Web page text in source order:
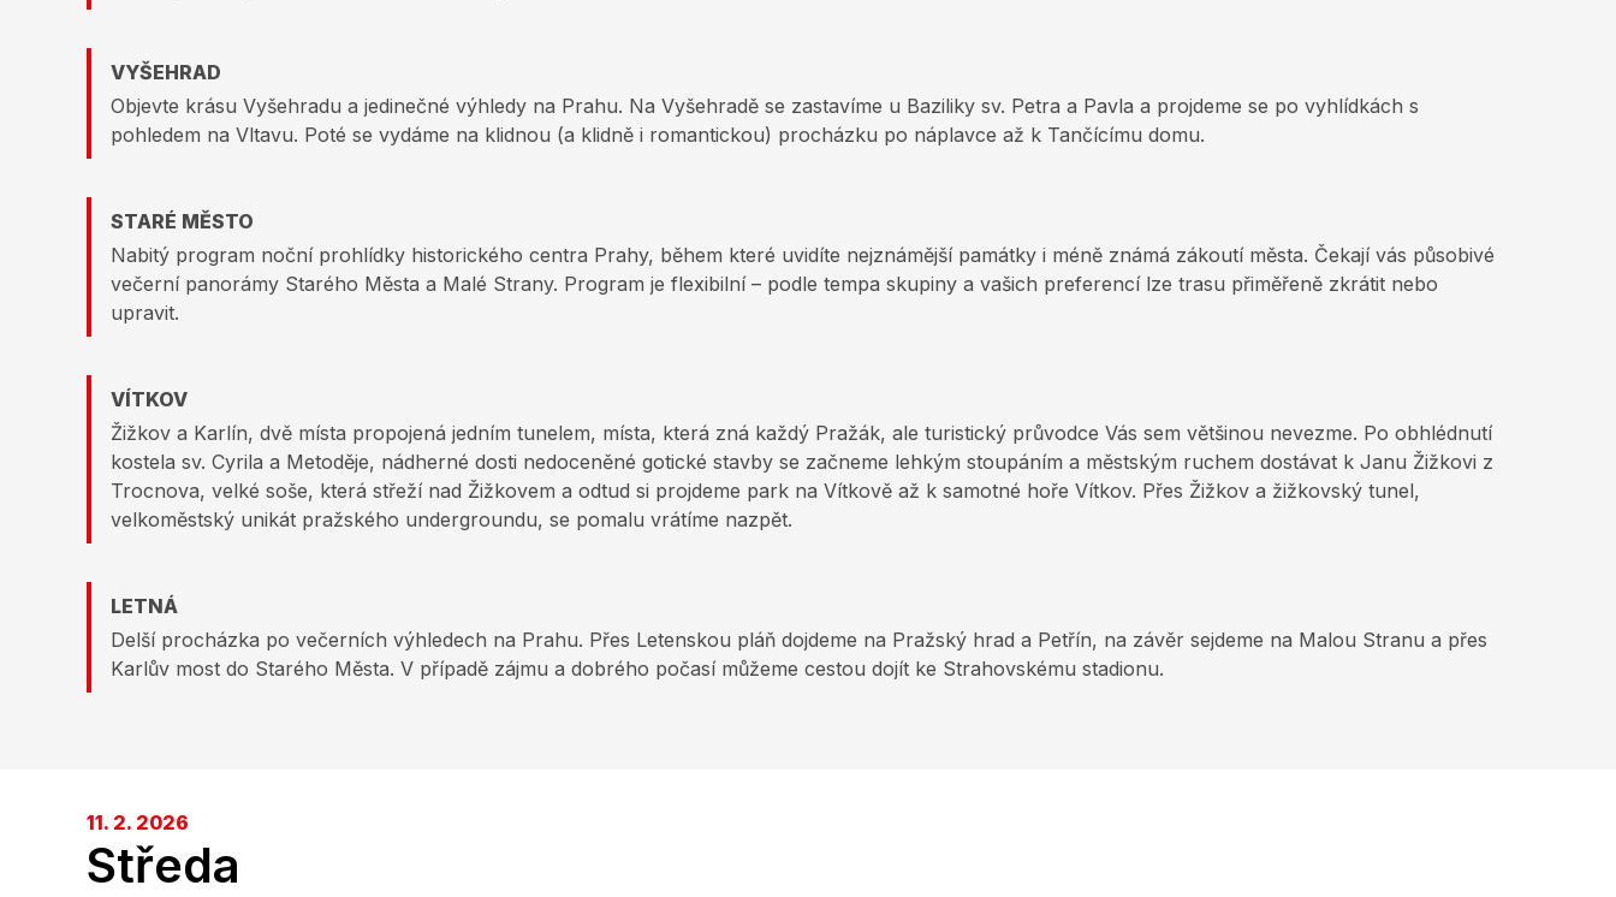
VYŠEHRAD
Objevte krásu Vyšehradu a jedinečné výhledy na Prahu. Na Vyšehradě se zastavíme u Baziliky sv. Petra a Pavla a projdeme se po vyhlídkách s
pohledem na Vltavu. Poté se vydáme na klidnou (a klidně i romantickou) procházku po náplavce až k Tančícímu domu.
STARÉ MĚSTO
Nabitý program noční prohlídky historického centra Prahy, během které uvidíte nejznámější památky i méně známá zákoutí města. Čekají vás působivé
večerní panorámy Starého Města a Malé Strany. Program je flexibilní – podle tempa skupiny a vašich preferencí lze trasu přiměřeně zkrátit nebo
upravit.
VÍTKOV
Žižkov a Karlín, dvě místa propojená jedním tunelem, místa, která zná každý Pražák, ale turistický průvodce Vás sem většinou nevezme. Po obhlédnutí
kostela sv. Cyrila a Metoděje, nádherné dosti nedoceněné gotické stavby se začneme lehkým stoupáním a městským ruchem dostávat k Janu Žižkovi z
Trocnova, velké soše, která střeží nad Žižkovem a odtud si projdeme park na Vítkově až k samotné hoře Vítkov. Přes Žižkov a žižkovský tunel,
velkoměstský unikát pražského undergroundu, se pomalu vrátíme nazpět.
LETNÁ
Delší procházka po večerních výhledech na Prahu. Přes Letenskou pláň dojdeme na Pražský hrad a Petřín, na závěr sejdeme na Malou Stranu a přes
Karlův most do Starého Města. V případě zájmu a dobrého počasí můžeme cestou dojít ke Strahovskému stadionu.
11. 2. 2026
Středa